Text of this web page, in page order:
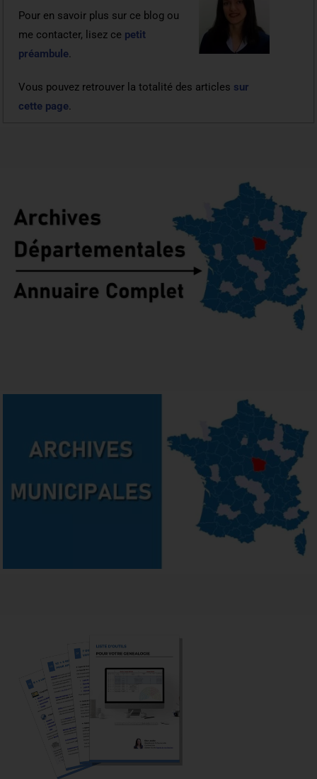
Pour en savoir plus sur ce blog ou
me contacter, lisez ce petit
préambule.
Vous pouvez retrouver la totalité des articles sur
cette page.